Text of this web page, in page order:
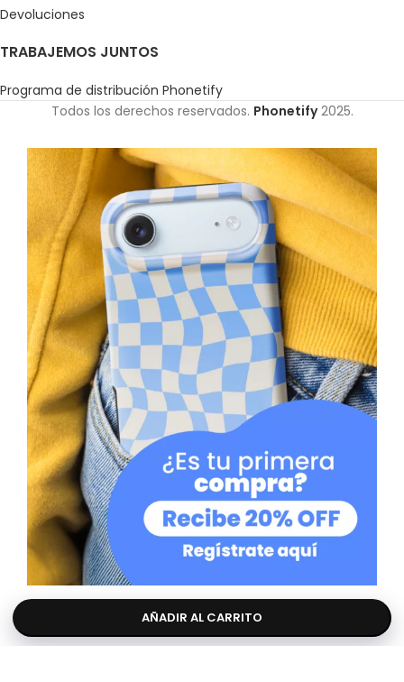
AÑADIR AL CARRITO
Devoluciones
TRABAJEMOS JUNTOS
Programa de distribución Phonetify
Todos los derechos reservados. Phonetify2025.